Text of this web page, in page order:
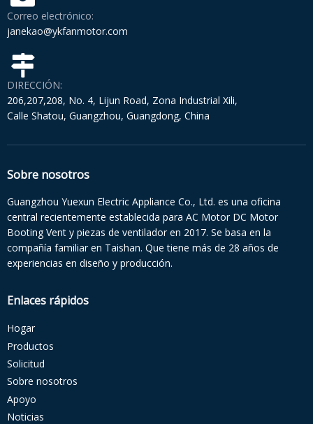
Correo electrónico:
janekao@ykfanmotor.com
DIRECCIÓN:
206,207,208, No. 4, Lijun Road, Zona Industrial Xili,
Calle Shatou, Guangzhou, Guangdong, China
Sobre nosotros
Guangzhou Yuexun Electric Appliance Co., Ltd. es una oficina
central recientemente establecida para AC Motor DC Motor
Booting Vent y piezas de ventilador en 2017. Se basa en la
compañía familiar en Taishan. Que tiene más de 28 años de
experiencias en diseño y producción.
Enlaces rápidos
Hogar
Productos
Solicitud
Sobre nosotros
Apoyo
Noticias